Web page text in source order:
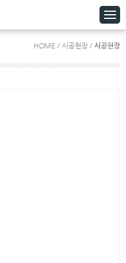
HOME / 시공현장 / 시공현장